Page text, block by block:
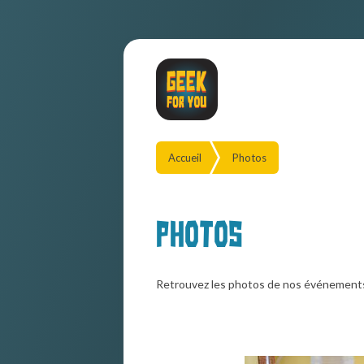
Accueil Photos
Photos
Retrouvez les photos de nos